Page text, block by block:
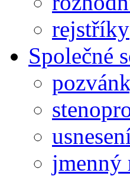
rejstříky
Společné
jmenný